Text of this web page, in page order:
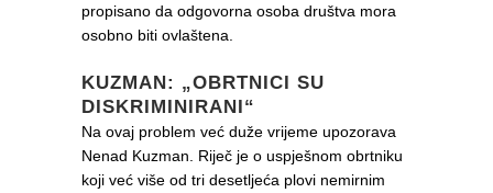
propisano da odgovorna osoba društva mora
osobno biti ovlaštena.
KUZMAN: „OBRTNICI SU
DISKRIMINIRANI“
Na ovaj problem već duže vrijeme upozorava
Nenad Kuzman. Riječ je o uspješnom obrtniku
koji već više od tri desetljeća plovi nemirnim